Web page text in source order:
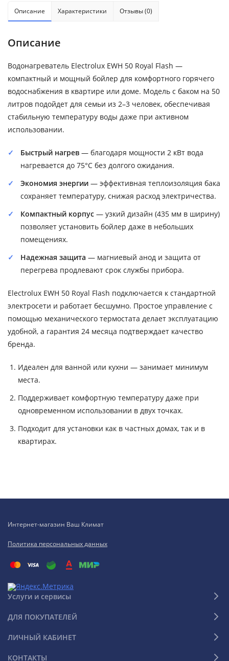
Описание Характеристики Отзывы (0)
Описание
Водонагреватель Electrolux EWH 50 Royal Flash —
компактный и мощный бойлер для комфортного горячего
водоснабжения в квартире или доме. Модель с баком на 50
литров подойдет для семьи из 2–3 человек, обеспечивая
стабильную температуру воды даже при активном
использовании.
Быстрый нагрев — благодаря мощности 2 кВт вода
нагревается до 75°C без долгого ожидания.
Экономия энергии — эффективная теплоизоляция бака
сохраняет температуру, снижая расход электричества.
Компактный корпус — узкий дизайн (435 мм в ширину)
позволяет установить бойлер даже в небольших
помещениях.
Надежная защита — магниевый анод и защита от
перегрева продлевают срок службы прибора.
Electrolux EWH 50 Royal Flash подключается к стандартной
электросети и работает бесшумно. Простое управление с
помощью механического термостата делает эксплуатацию
удобной, а гарантия 24 месяца подтверждает качество
бренда.
Идеален для ванной или кухни — занимает минимум
места.
Поддерживает комфортную температуру даже при
одновременном использовании в двух точках.
Подходит для установки как в частных домах, так и в
квартирах.
Интернет-магазин Ваш Климат
Политика персональных данных
Услуги и сервисы
ДЛЯ ПОКУПАТЕЛЕЙ
ЛИЧНЫЙ КАБИНЕТ
КОНТАКТЫ